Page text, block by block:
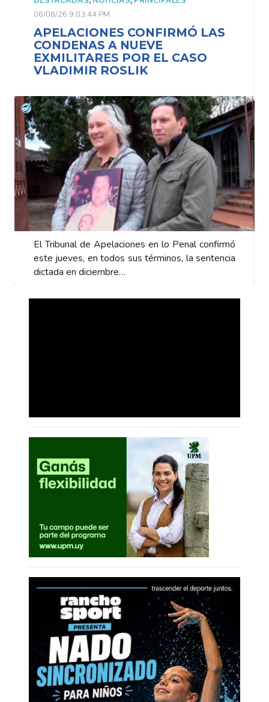
06/08/26 9:03:44 PM
APELACIONES CONFIRMÓ LAS
CONDENAS A NUEVE
EXMILITARES POR EL CASO
VLADIMIR ROSLIK
El Tribunal de Apelaciones en lo Penal confirmó
este jueves, en todos sus términos, la sentencia
dictada en diciembre…